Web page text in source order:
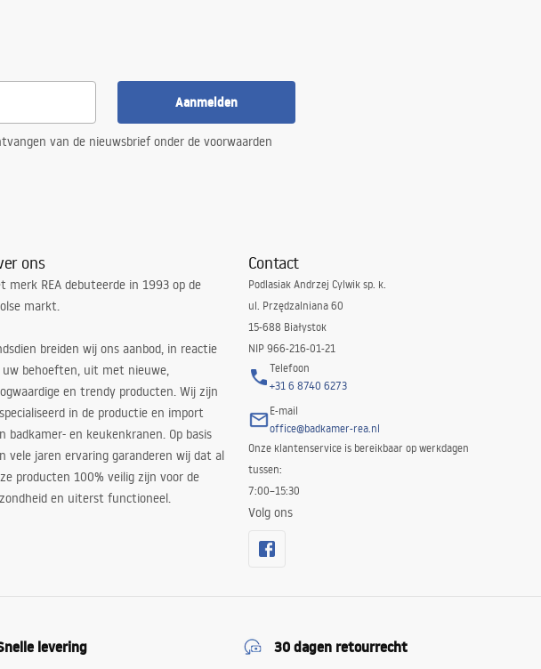
Aanmelden
van de nieuwsbrief onder de voorwaarden
ons
merk REA debuteerde in 1993 op de
markt.
breiden wij ons aanbod, in reactie
uw behoeften, uit met nieuwe,
en trendy producten. Wij zijn
in de productie en import
badkamer- en keukenkranen. Op basis
vele jaren ervaring garanderen wij dat al
producten 100% veilig zijn voor de
en uiterst functioneel.
Contact
Podlasiak Andrzej Cylwik sp. k.
ul. Przędzalniana 60
15-688 Białystok
NIP 966-216-01-21
Telefoon
+31 6 8740 6273
E-mail
office@badkamer-rea.nl
Onze klantenservice is bereikbaar op werkdagen
tussen:
7:00–15:30
Volg ons
levering 30 dagen retourrecht